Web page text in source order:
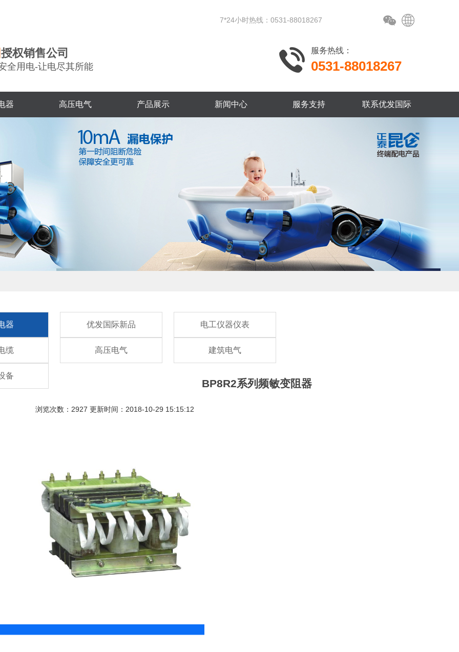
7*24小时热线：0531-88018267
授权销售公司
全用电-让电尽其所能
服务热线：
0531-88018267
器 高压电气 产品展示 新闻中心 服务支持 联系优发国际
器 优发国际新品 电工仪器仪表
缆 高压电气 建筑电气
备
BP8R2系列频敏变阻器
浏览次数：2927 更新时间：2018-10-29 15:15:12